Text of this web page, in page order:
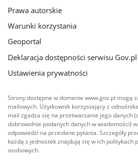
Prawa autorskie
Warunki korzystania
Geoportal
Deklaracja dostępności serwisu Gov.pl
Ustawienia prywatności
Strony dostępne w domenie www.gov.pl mogą
mailowych. Użytkownik korzystający z
mail zgadza się na przetwarzanie jego danych
dobrowolnie podanych danych w wiadomości)
odpowiedzi na przesłane pytania. Szczegóły
każdą z jednostek znajdują się w ich politykach
osobowych.